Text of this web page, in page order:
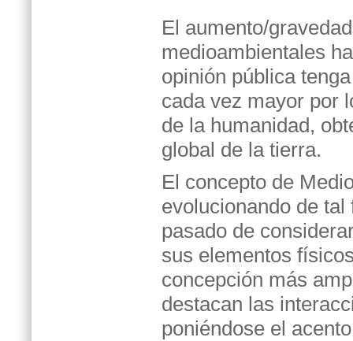
El aumento/
medioambientales
opinión pública
cada vez mayor por
de la humanidad,
global de la tierra.
El concepto de
evolucionando de
pasado de
sus elementos
concepción más
destacan las
poniéndose el